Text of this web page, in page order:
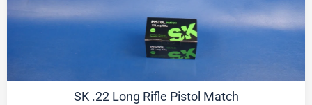
SK .22 Long Rifle Pistol Match